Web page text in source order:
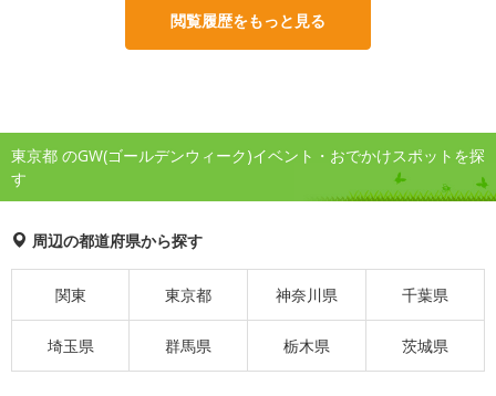
閲覧履歴をもっと見る
東京都 のGW(ゴールデンウィーク)イベント・おでかけスポットを探
す
周辺の都道府県から探す
関東 東京都 神奈川県 千葉県
埼玉県 群馬県 栃木県 茨城県